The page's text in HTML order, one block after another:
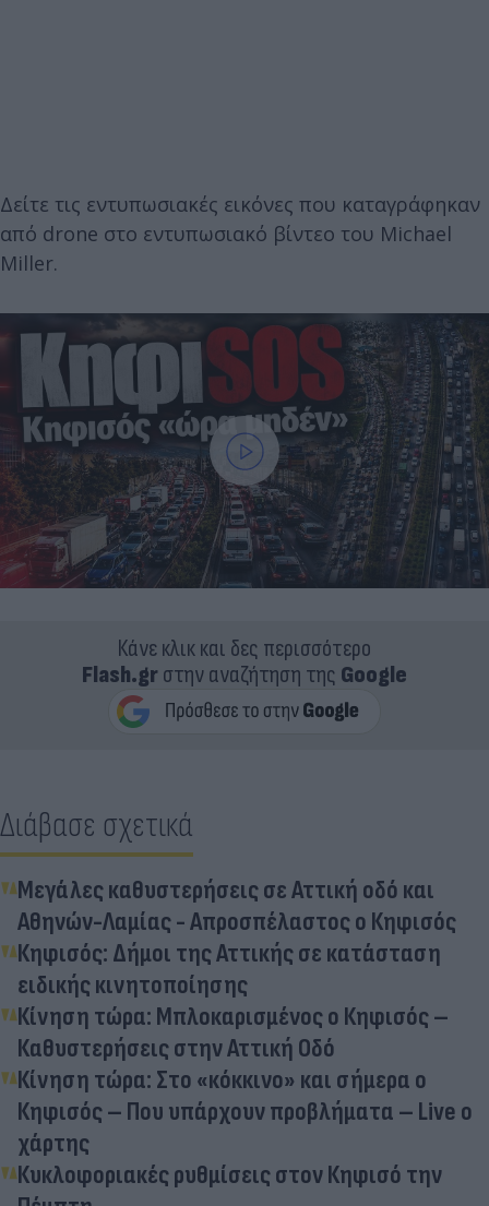
Δείτε τις εντυπωσιακές εικόνες που καταγράφηκαν
από drone στο εντυπωσιακό βίντεο του Michael
Miller.
Κάνε κλικ και δες περισσότερο
Flash.grστην αναζήτηση της Google
Διάβασε σχετικά
Μεγάλες καθυστερήσεις σε Αττική οδό και
Αθηνών-Λαμίας - Απροσπέλαστος ο Κηφισός
Κηφισός: Δήμοι της Αττικής σε κατάσταση
ειδικής κινητοποίησης
Κίνηση τώρα: Μπλοκαρισμένος ο Κηφισός –
Καθυστερήσεις στην Αττική Οδό
Κίνηση τώρα: Στο «κόκκινο» και σήμερα ο
Κηφισός – Που υπάρχουν προβλήματα – Live o
χάρτης
Κυκλοφοριακές ρυθμίσεις στον Κηφισό την